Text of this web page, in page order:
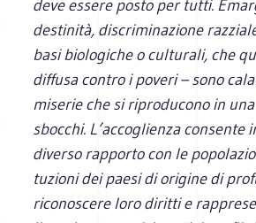
deve essere posto per tutti.
de­sti­nità, discri­mi­na­zione
basi bio­lo­gi­che o cul­tu­rali, che
dif­fusa con­tro i poveri – sono
mise­rie che si ripro­du­cono in
sboc­chi. L’accoglienza con­sente
diverso rap­porto con le
tu­zioni dei paesi di ori­gine di
rico­no­scere loro diritti e